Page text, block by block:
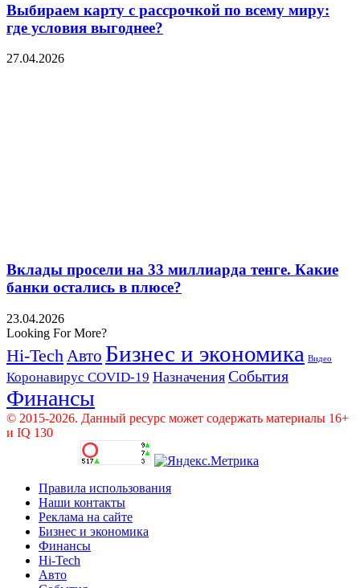
Выбираем карту с рассрочкой по всему миру:
где условия выгоднее?
27.04.2026
Вклады просели на 33 миллиарда тенге. Какие
банки остались в плюсе?
23.04.2026
Looking For More?
Hi-Tech Авто Бизнес и экономика Видео
Коронавирус COVID-19 Назначения События
Финансы
© 2015-2026. Данный ресурс может содержать материалы 16+
и IQ 130
Правила использования
Наши контакты
Реклама на сайте
Бизнес и экономика
Финансы
Hi-Tech
Авто